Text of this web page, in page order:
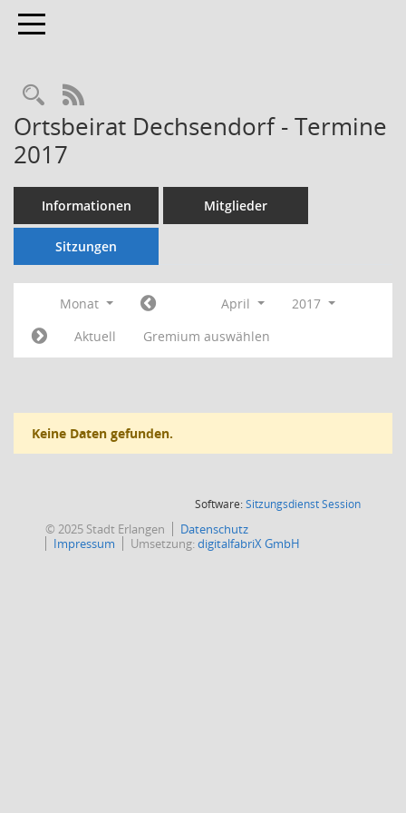
Toggle navigation
Rechercheauswahl
RSS-Feed
Ortsbeirat Dechsendorf - Termine
2017
Informationen Mitglieder
Sitzungen
Monat April
2017
Aktuell
Gremium auswählen
Keine Daten gefunden.
Software:SitzungsdienstSession(Wird in
© 2025 Stadt Erlangen
Datenschutz
Impressum
Umsetzung:digitalfabriX GmbH